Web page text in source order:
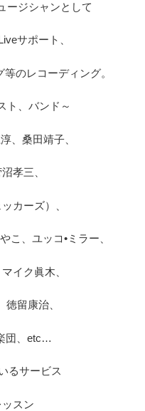
ージシャンとして
サポート、
のレコーディング。
ト、バンド～
、桑田靖子、
孝三、
カーズ）、
こ、ユッコ•ミラー、
イク眞木、
徳留康治、
団、etc…
るサービス
ッスン